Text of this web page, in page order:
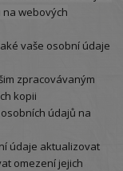
webových
vaše osobní údaje
zpracovávaným
kopii
údajů na
údaje aktualizovat
omezení jejich